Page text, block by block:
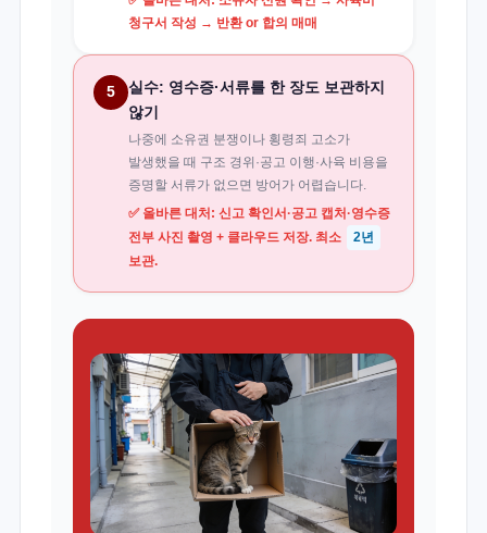
청구서 작성 → 반환 or 합의 매매
5
실수: 영수증·서류를 한 장도 보관하지
않기
나중에 소유권 분쟁이나 횡령죄 고소가
발생했을 때 구조 경위·공고 이행·사육 비용을
증명할 서류가 없으면 방어가 어렵습니다.
✅ 올바른 대처: 신고 확인서·공고 캡처·영수증
전부 사진 촬영 + 클라우드 저장. 최소
2년
보관.